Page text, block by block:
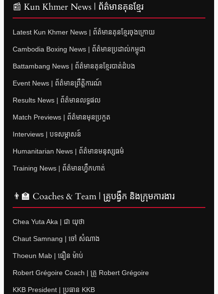
📰 Kun Khmer News | ព័ត៌មានគុនខ្មែរ
Latest Kun Khmer News | ព័ត៌មានគុនខ្មែរចុងក្រោយ
Cambodia Boxing News | ព័ត៌មានប្រដាល់កម្ពុជា
Battambang News | ព័ត៌មានគុនខ្មែរបាត់ដំបង
Event News | ព័ត៌មានព្រឹត្តិការណ៍
Results News | ព័ត៌មានលទ្ធផល
Match Previews | ព័ត៌មានមុនប្រកួត
Interviews | បទសម្ភាសន៍
Humanitarian News | ព័ត៌មានមនុស្សធម៌
Training News | ព័ត៌មានហ្វឹកហាត់
👨‍🏫 Coaches & Team | គ្រូបង្វឹក និងក្រុមការងារ
Chea Yuta Aka | ជា យុថា
Chaut Samnang | ចៅ សំណាង
Thoeun Mab | ធឿន ម៉ាប់
Robert Grégoire Coach | គ្រូ Robert Grégoire
KKB President | ប្រធាន KKB